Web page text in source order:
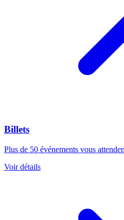
Billets
Plus de 50 événements vous
Voir détails